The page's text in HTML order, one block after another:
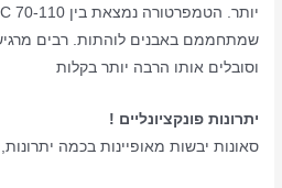
שמתחממם באבנים לוהתות. רבים
וסובלים אותו הרבה יותר בקלות
יתרונות פונקציונליים !
סאונות יבשות מאופיינות בכמה